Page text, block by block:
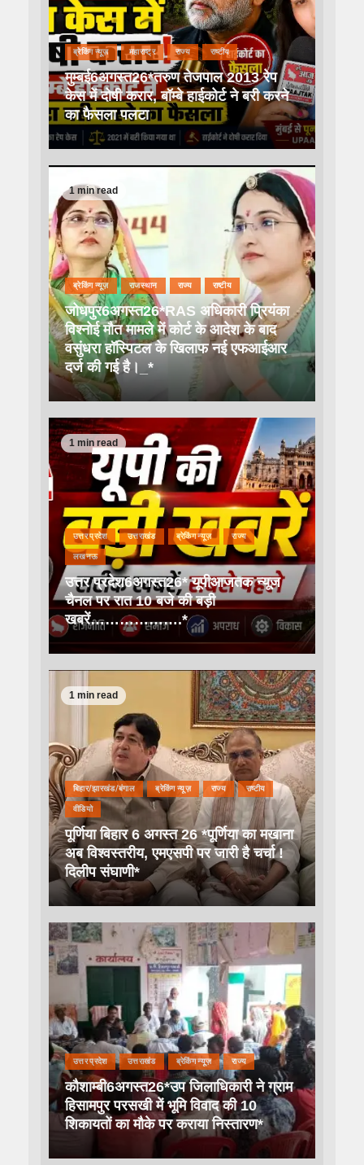
ब्रेकिंग न्यूज़ महाराष्ट्र राज्य राष्टीय
मुम्बई6अगस्त26*तरुण तेजपाल 2013 रेप
केस में दोषी करार, बॉम्बे हाईकोर्ट ने बरी करने
का फैसला पलटा
1 min read
ब्रेकिंग न्यूज़ राजस्थान राज्य राष्टीय
जोधपुर6अगस्त26*RAS अधिकारी प्रियंका
विश्नोई मौत मामले में कोर्ट के आदेश के बाद
वसुंधरा हॉस्पिटल के खिलाफ नई एफआईआर
दर्ज की गई है।_*
1 min read
उत्तर प्रदेश उत्तराखंड ब्रेकिंग न्यूज़ राज्य
लखनऊ
उत्तर प्रदेश6अगस्त26* यूपीआजतक न्यूज
चैनल पर रात 10 बजे की बड़ी
खबरें……………….*
1 min read
बिहार/झारखंड/बंगाल ब्रेकिंग न्यूज़ राज्य राष्टीय
वीडियो
पूर्णिया बिहार 6 अगस्त 26 *पूर्णिया का मखाना
अब विश्वस्तरीय, एमएसपी पर जारी है चर्चा !
दिलीप संघाणी*
उत्तर प्रदेश उत्तराखंड ब्रेकिंग न्यूज़ राज्य
कौशाम्बी6अगस्त26*उप जिलाधिकारी ने ग्राम
हिसामपुर परसखी में भूमि विवाद की 10
शिकायतों का मौके पर कराया निस्तारण*